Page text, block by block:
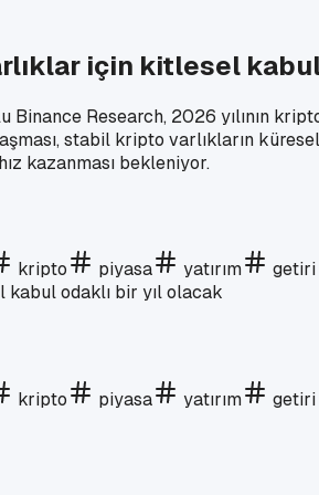
için kitlesel
Binance Research, 2026 yılının
stabil kripto varlıkların
kazanması bekleniyor.
kripto piyasa yatırım getiri
kripto piyasa yatırım getiri